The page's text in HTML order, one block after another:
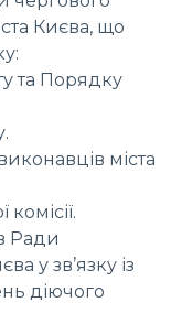
Києва, що
та Порядку
міста
Ради
у зв’язку із
діючого